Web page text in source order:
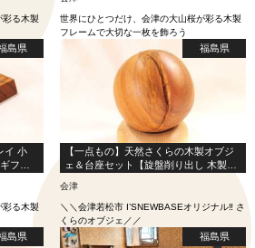
彩る木製
世界にひとつだけ、会津の大山桜が彩る木製
フレームで大切な一枚を飾ろう
島県
イ 小
フ
彩る木製
福島県
【一点もの】天然さくらの木製オブジ
ェ＆台座セット【旋盤削り出し 木製オ
会津
＼＼会津若松市 I’SNEWBASEオリジナル‼ さ
くらのオブジェ／／
島県 福島県